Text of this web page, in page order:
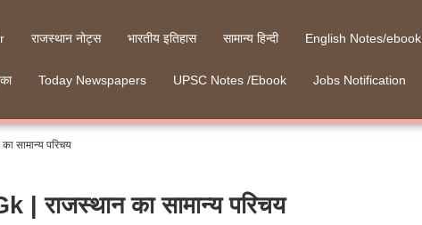
राजस्थान नोट्स भारतीय इतिहास सामान्य हिन्दी English Notes/ebook
Today Newspapers UPSC Notes /Ebook Jobs Notification
सामान्य परिचय
का सामान्य परिचय